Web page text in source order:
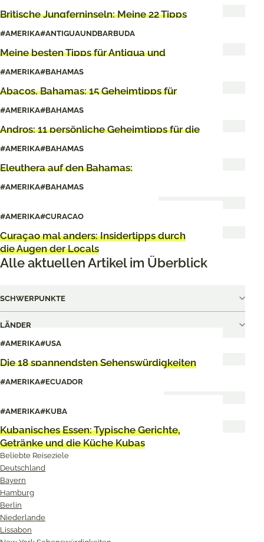
Britische Jungferninseln: Meine 22 Tipps
#AMERIKA#ANTIGUAUNDBARBUDA
Meine besten Tipps für Antigua und
#AMERIKA#BAHAMAS
Abacos, Bahamas: 15 Geheimtipps für
#AMERIKA#BAHAMAS
Andros: 11 persönliche Geheimtipps für die
#AMERIKA#BAHAMAS
Eleuthera auf den Bahamas:
#AMERIKA#BAHAMAS
#AMERIKA#CURACAO
Curaçao mal anders: Insidertipps durch
die Augen der Locals
Alle aktuellen Artikel im Überblick
SCHWERPUNKTE
LÄNDER
#AMERIKA#USA
Die 18 spannendsten Sehenswürdigkeiten
#AMERIKA#ECUADOR
#AMERIKA#KUBA
Kubanisches Essen: Typische Gerichte,
Getränke und die Küche Kubas
Beliebte Reiseziele
Deutschland
Bayern
Hamburg
Berlin
Niederlande
Lissabon